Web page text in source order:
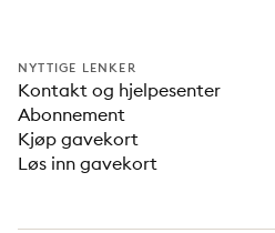
NYTTIGE LENKER
Kontakt og hjelpesenter
Abonnement
Kjøp gavekort
Løs inn gavekort